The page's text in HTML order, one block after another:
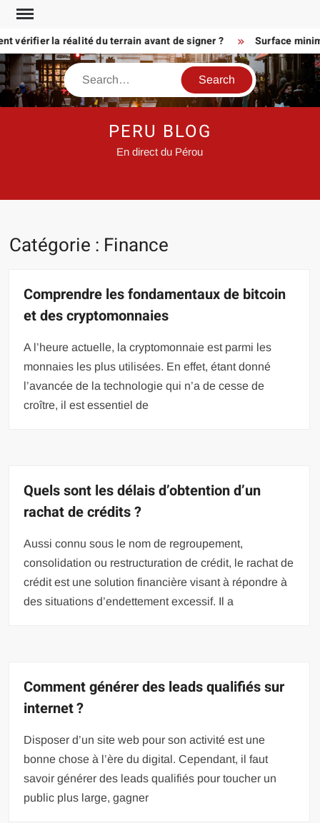
Skip
contentla réalité du terrain avant de signer ? Surface
Search
PERU BLOG
En direct du Pérou
Catégorie : Finance
Comprendre les fondamentaux de bitcoin
et des cryptomonnaies
A l’heure actuelle, la cryptomonnaie est parmi les
monnaies les plus utilisées. En effet, étant donné
l’avancée de la technologie qui n’a de cesse de
croître, il est essentiel de
Quels sont les délais d’obtention d’un
rachat de crédits ?
Aussi connu sous le nom de regroupement,
consolidation ou restructuration de crédit, le rachat de
crédit est une solution financière visant à répondre à
des situations d’endettement excessif. Il a
Comment générer des leads qualifiés sur
internet ?
Disposer d’un site web pour son activité est une
bonne chose à l’ère du digital. Cependant, il faut
savoir générer des leads qualifiés pour toucher un
public plus large, gagner